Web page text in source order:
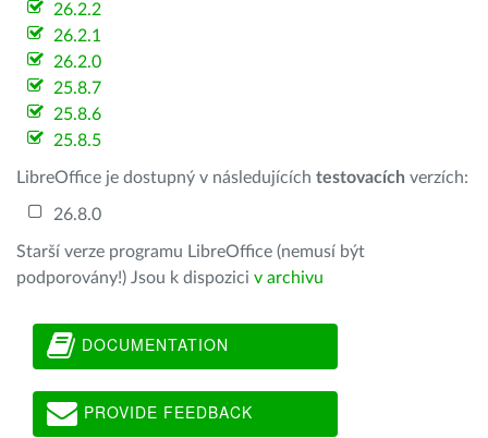
26.2.2
26.2.1
26.2.0
25.8.7
25.8.6
25.8.5
LibreOffice je dostupný v následujících testovacích verzích:
26.8.0
Starší verze programu LibreOffice (nemusí být
podporovány!) Jsou k dispozici v archivu
DOCUMENTATION
PROVIDE FEEDBACK